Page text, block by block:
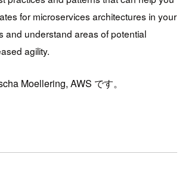
for microservices architectures in your
and understand areas of potential
agility.
Moellering, AWS です。